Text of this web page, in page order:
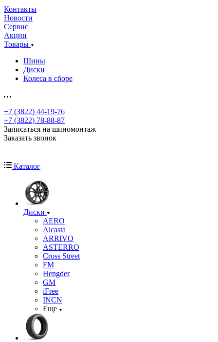
Контакты
Новости
Сервис
Акции
Товары
Шины
Диски
Колеса в сборе
+7 (3822) 44-19-76
+7 (3822) 78-88-87
Записаться на шиномонтаж
Заказать звонок
Каталог
Диски
AERO
Alcasta
ARRIVO
ASTERRO
Cross Street
FM
Hengder
GM
iFree
INCN
Еще